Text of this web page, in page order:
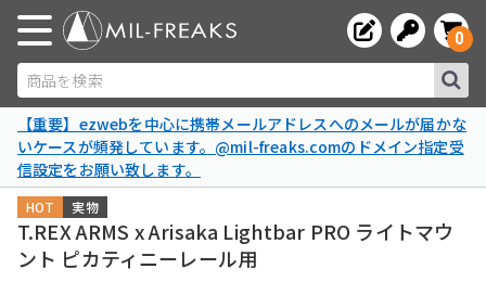
商品を検索
0
【重要】ezwebを中心に携帯メールアドレスへのメールが届かな
いケースが頻発しています。@mil-freaks.comのドメイン指定受
信設定をお願い致します。
実物
HOT
T.REX ARMS x Arisaka Lightbar PRO ライトマウ
ント ピカティニーレール用